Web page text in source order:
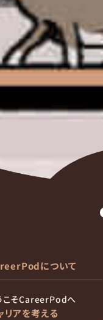
について
こそCareerPodへ
リアを考える